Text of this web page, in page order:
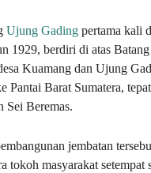
Ujung Gading pertama kali
1929, berdiri di atas
Kuamang dan Ujung
Pantai Barat Sumatera,
Sei Beremas.
jembatan
tokoh masyarakat setempat